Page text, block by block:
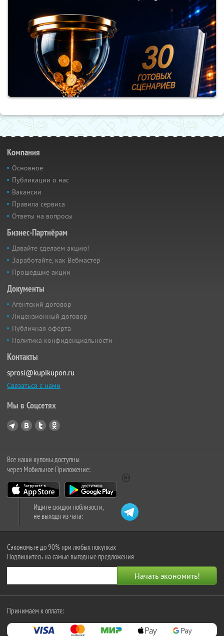
Компания
Основное
Публикации о нас
Вакансии
Правила сервиса
Ответы на вопросы
Бизнес-Партнёрам
Давайте сделаем акцию!
Заработайте, как Вебмастер
Прошедшие акции
Документы
Агентский договор
Лицензионный договор
Публичная оферта
Политика конфиденциальности
Контакты
sprosi@kupikupon.ru
Связаться с нами
Мы в Соцсетях
Все наши купоны доступны
через Мобильное Приложение:
Ищите скидки поблизости,
не выходя из чата:
Сэкономьте до 90% при любых покупках
Подпишитесь на самые выгодные предложения
Принимаем к оплате: